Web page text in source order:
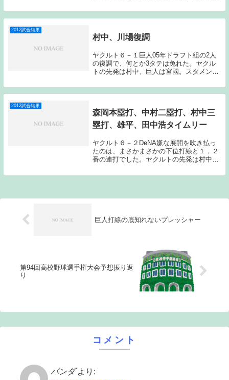
レッジと川端のヒットでチャンスを作ると
連敗中何度もチャンスで凡打を繰り返した
2012試合結果
村中、川場復調
ヤクルト６－１巨人05年ドラフト組の2人
の復調で、何とか3タテは免れた。ヤクル
トの先発は村中、巨人は宮國。スタメン
番レフトミレッジ、4番ファースト畠山、5
番サード川端、6番セカンド田中浩、7番シ
2012試合結果
森岡本塁打、中村二塁打、村中三
塁打、雄平、田中浩タイムリー
ヤクルト６－２DeNA嫌な展開を吹き払っ
たのは、まさかまさかの下位打線と１，２
番の連打でした。ヤクルトの先発は村中、
トユウイチ、7番にショート森岡。ユウイ
巨人打線の底知れないプレッシャー
第94回高校野球選手権大会予想振り返
り
コメント
パンダ より: